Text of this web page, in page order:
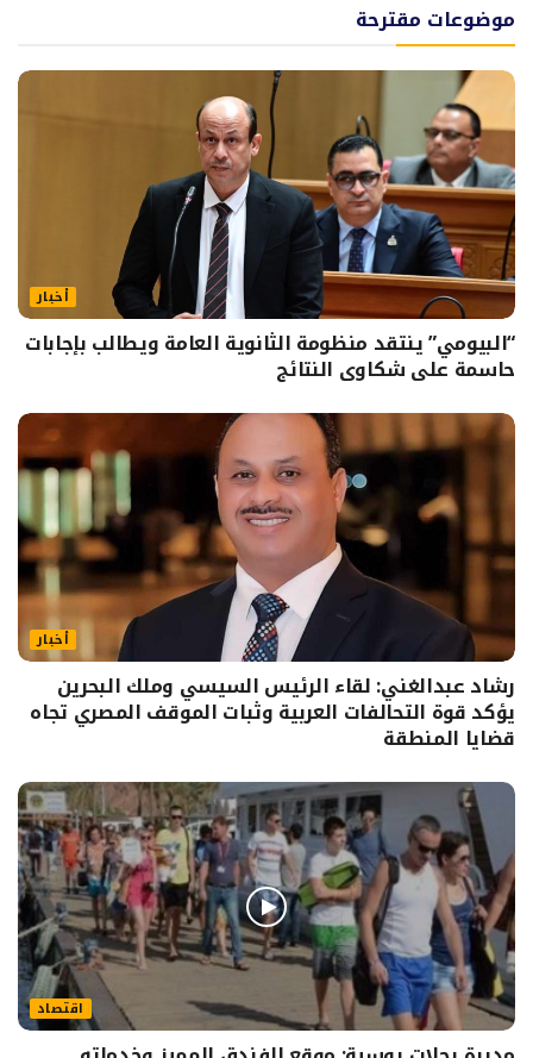
موضوعات مقترحة
أخبار
“البيومي” ينتقد منظومة الثانوية العامة ويطالب بإجابات
حاسمة على شكاوى النتائج
أخبار
رشاد عبدالغني: لقاء الرئيس السيسي وملك البحرين
يؤكد قوة التحالفات العربية وثبات الموقف المصري تجاه
قضايا المنطقة
اقتصاد